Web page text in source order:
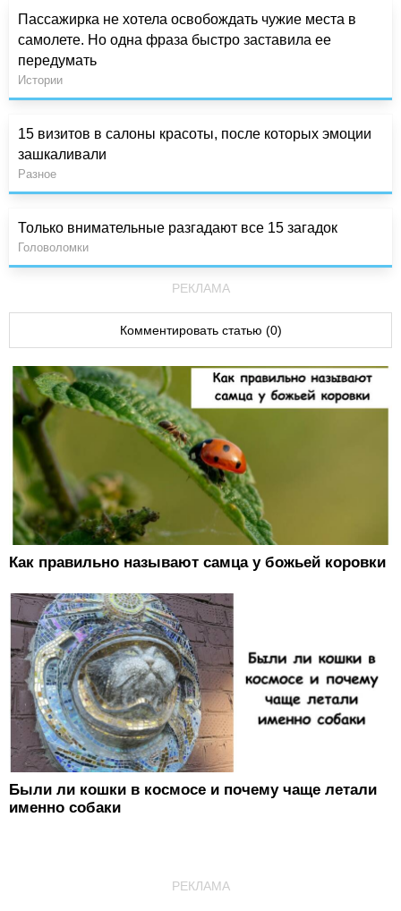
Пассажирка не хотела освобождать чужие места в
самолете. Но одна фраза быстро заставила ее
передумать
Истории
15 визитов в салоны красоты, после которых эмоции
зашкаливали
Разное
Только внимательные разгадают все 15 загадок
Головоломки
РЕКЛАМА
Комментировать статью (0)
Как правильно называют самца у божьей коровки
Были ли кошки в космосе и почему чаще летали
именно собаки
РЕКЛАМА